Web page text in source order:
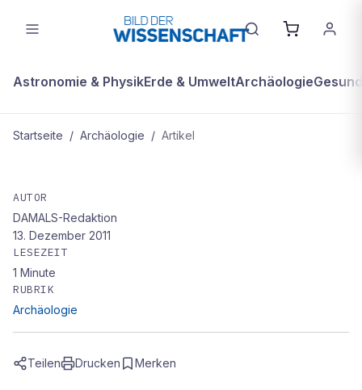
Astronomie & PhysikErde & UmweltArchäologie
Startseite / Archäologie / Artikel
Mit Gleichberechtigung zu guten
Mathe-Noten
AUTOR
DAMALS-Redaktion
13. Dezember 2011
LESEZEIT
1 Minute
RUBRIK
Archäologie
Teilen Drucken Merken